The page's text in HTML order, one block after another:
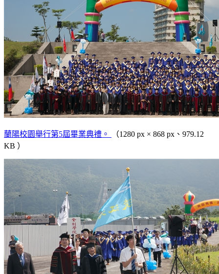
蘭陽校園舉行第5屆畢業典禮。
（1280 px × 868 px、979.12
KB ）